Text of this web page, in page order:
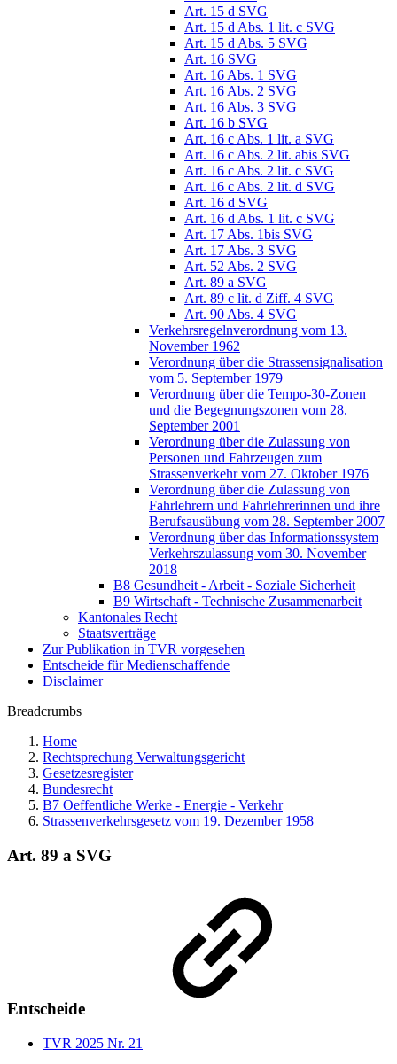
Art. 15 d SVG
Art. 15 d Abs. 1 lit. c SVG
Art. 15 d Abs. 5 SVG
Art. 16 SVG
Art. 16 Abs. 1 SVG
Art. 16 Abs. 2 SVG
Art. 16 Abs. 3 SVG
Art. 16 b SVG
Art. 16 c Abs. 1 lit. a SVG
Art. 16 c Abs. 2 lit. abis SVG
Art. 16 c Abs. 2 lit. c SVG
Art. 16 c Abs. 2 lit. d SVG
Art. 16 d SVG
Art. 16 d Abs. 1 lit. c SVG
Art. 17 Abs. 1bis SVG
Art. 17 Abs. 3 SVG
Art. 52 Abs. 2 SVG
Art. 89 a SVG
Art. 89 c lit. d Ziff. 4 SVG
Art. 90 Abs. 4 SVG
Verkehrsregelnverordnung vom 13.
November 1962
Verordnung über die Strassensignalisation
vom 5. September 1979
Verordnung über die Tempo-30-Zonen
und die Begegnungszonen vom 28.
September 2001
Verordnung über die Zulassung von
Personen und Fahrzeugen zum
Strassenverkehr vom 27. Oktober 1976
Verordnung über die Zulassung von
Fahrlehrern und Fahrlehrerinnen und ihre
Berufsausübung vom 28. September 2007
Verordnung über das Informationssystem
Verkehrszulassung vom 30. November
2018
B8 Gesundheit - Arbeit - Soziale Sicherheit
B9 Wirtschaft - Technische Zusammenarbeit
Kantonales Recht
Staatsverträge
Zur Publikation in TVR vorgesehen
Entscheide für Medienschaffende
Disclaimer
Breadcrumbs
Home
Rechtsprechung Verwaltungsgericht
Gesetzesregister
Bundesrecht
B7 Oeffentliche Werke - Energie - Verkehr
Strassenverkehrsgesetz vom 19. Dezember 1958
Art. 89 a SVG
Entscheide
TVR 2025 Nr. 21